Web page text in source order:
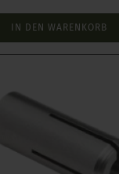
IN DEN WARENKORB